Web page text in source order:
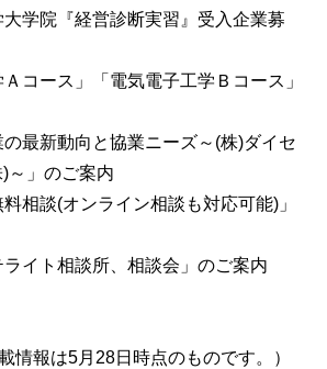
学院『経営診断実習』受入企業募
コース」「電気電子工学Ｂコース」
最新動向と協業ニーズ～(株)ダイセ
～」のご案内
相談(オンライン相談も対応可能)」
イト相談所、相談会」のご案内
報は5月28日時点のものです。）